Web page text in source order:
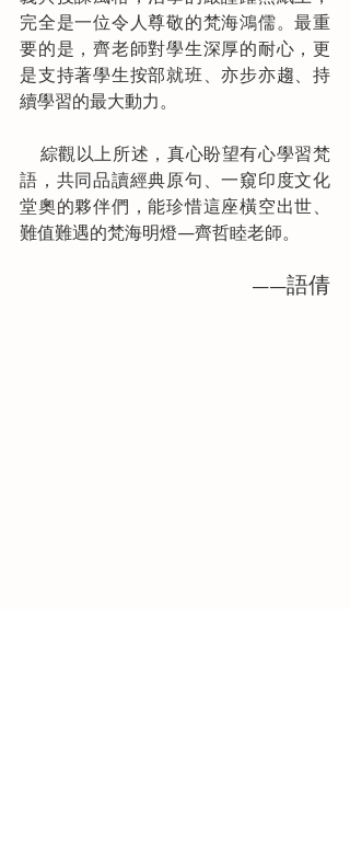
完全是一位令人尊敬的梵海鴻儒。最重
要的是，齊老師對學生深厚的耐心，更
是支持著學生按部就班、亦步亦趨、持
續學習的最大動力。
綜觀以上所述，真心盼望有心學習梵
語，共同品讀經典原句、一窺印度文化
堂奧的夥伴們，能珍惜這座橫空出世、
難值難遇的梵海明燈—齊哲睦老師。
——語倩